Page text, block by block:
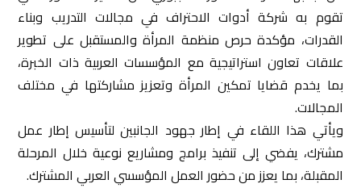
تقوم به شركة أدوات الاحتراف في مجالات التدريب وبناء
القدرات، مؤكدة حرص منظمة المرأة والمستقبل على تطوير
علاقات تعاون استراتيجية مع المؤسسات العربية ذات الخبرة،
بما يخدم قضايا تمكين المرأة وتعزيز مشاركتها في مختلف
المجالات.
ويأتي هذا اللقاء في إطار جهود الجانبين لتأسيس إطار عمل
مشترك، يفضي إلى تنفيذ برامج ومشاريع نوعية خلال المرحلة
المقبلة، بما يعزز من حضور العمل المؤسسي العربي المشترك.